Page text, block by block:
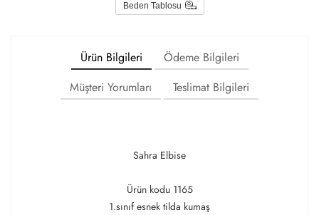
Beden Tablosu
Ürün Bilgileri
Ödeme Bilgileri
Müşteri Yorumları
Teslimat Bilgileri
Sahra Elbise
Ürün kodu 1165
1.sınıf esnek tilda kumaş